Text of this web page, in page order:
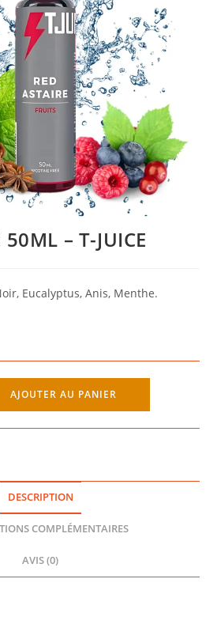
50ML – T-JUICE
Eucalyptus, Anis, Menthe.
AJOUTER AU PANIER
DESCRIPTION
COMPLÉMENTAIRES
AVIS (0)